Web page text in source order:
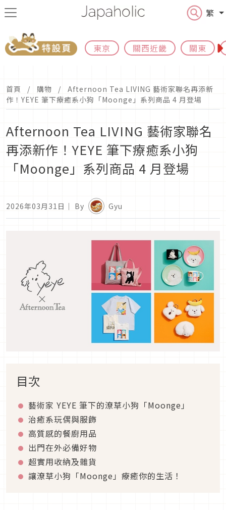
繁
東京 關西近畿 關東
首頁 購物
Afternoon Tea LIVING 藝術家聯名再添新
作！YEYE 筆下療癒系小狗「Moonge」系列商品 4 月登場
Afternoon Tea LIVING 藝術家聯名
再添新作！YEYE 筆下療癒系小狗
「Moonge」系列商品 4 月登場
2026年03月31日 ｜ By Gyu
目次
藝術家 YEYE 筆下的潦草小狗「Moonge」
治癒系玩偶與服飾
高質感的餐廚用品
出門在外必備好物
超實用收納及雜貨
讓潦草小狗「Moonge」療癒你的生活！